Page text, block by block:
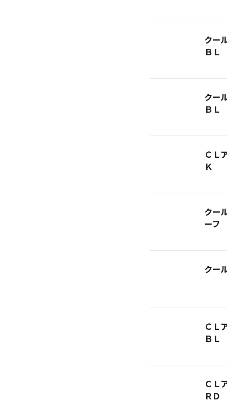
クー
ＢＬ
クー
ＢＬ
ＣＬ
Ｋ
クー
ーフ
クー
ＣＬ
ＢＬ
ＣＬ
ＲＤ